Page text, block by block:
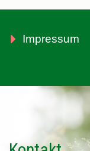
Impressum